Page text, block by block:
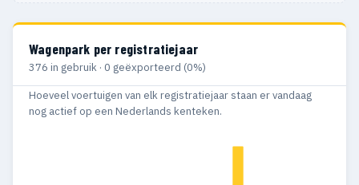
Wagenpark per registratiejaar
376 in gebruik · 0 geëxporteerd (0%)
Hoeveel voertuigen van elk registratiejaar staan er vandaag
nog actief op een Nederlands kenteken.